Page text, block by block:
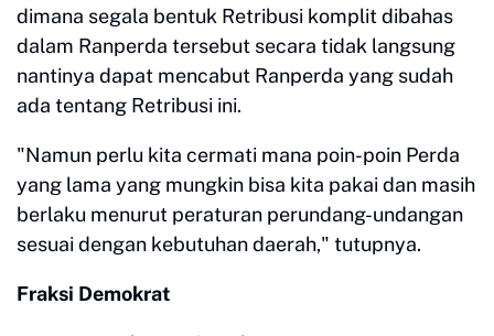
dimana segala bentuk Retribusi komplit dibahas
dalam Ranperda tersebut secara tidak langsung
nantinya dapat mencabut Ranperda yang sudah
ada tentang Retribusi ini.
"Namun perlu kita cermati mana poin-poin Perda
yang lama yang mungkin bisa kita pakai dan masih
berlaku menurut peraturan perundang-undangan
sesuai dengan kebutuhan daerah," tutupnya.
Fraksi Demokrat